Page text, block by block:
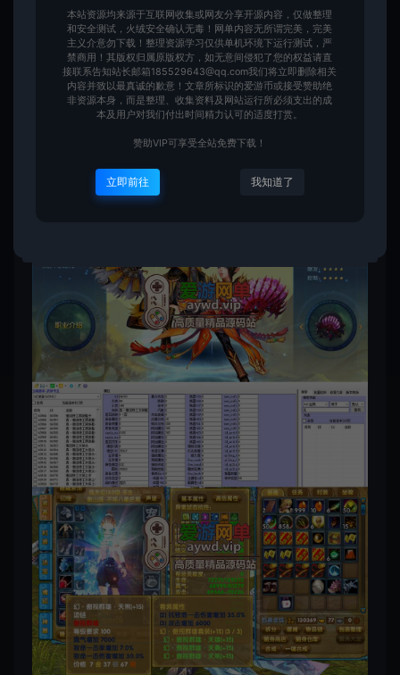
本站资源均来源于互联网收集或网友分享开源内容，仅做整理
和安全测试，火绒安全确认无毒！网单内容无所谓完美，完美
主义介意勿下载！整理资源学习仅供单机环境下运行测试，严
禁商用！其版权归属原版权方，如无意间侵犯了您的权益请直
接联系告知站长邮箱185529643@qq.com我们将立即删除相关
内容并致以最真诚的歉意！文章所标识的爱游币或接受赞助绝
非资源本身，而是整理、收集资料及网站运行所必须支出的成
本及用户对我们付出时间精力认可的适度打赏。
赞助VIP可享受全站免费下载！
立即前往 我知道了